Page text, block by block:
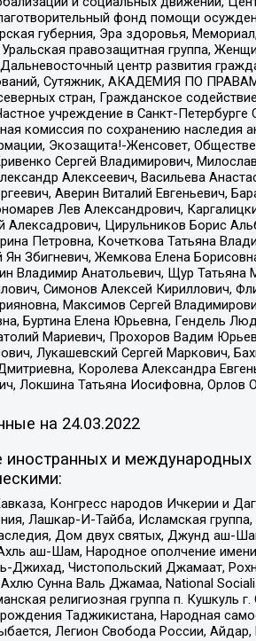
фонд помощи
губерния, Эра здоровья,
правозащитная группа,
центр развития
Сутяжник, АКАДЕМИЯ ПО
стран, Гражданское
учреждение в Санкт-
комиссия по сохранению наследия
Экозащита!-Женсовет,
Сергей Владимирович,
Алексеевич, Васильева
Аверин Виталий Евгеньевич,
Лев Александрович,
Цирульников Борис
Петровна, Кочеткова Татьяна
Ян Збигневич, Жемкова Елена
Владимир Анатольевич, Щур
Симонов Алексей Кириллович,
Максимов Сергей
Буртина Елена Юрьевна, Гендель
Мариевич, Прохоров Вадим
Лукашевский Сергей Маркович,
Королева Александра
Локшина Татьяна Иосифовна,
на 24.03.2022
и международных
Конгресс народов Ичкерии и
Лашкар-И-Тайба, Исламская
Дом двух святых, Джунд аш-
аш-Шам, Народное ополчение
Чистопольский Джамаат,
Сунна Валь Джамаа, National
религиозная группа п. Кушкуль
Таджикистана, Народная
Легион Свобода России, Айдар,